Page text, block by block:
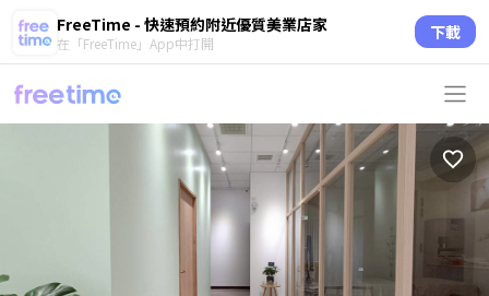
FreeTime - 快速預約附近優質美業店家
在「FreeTime」App中打開 下載